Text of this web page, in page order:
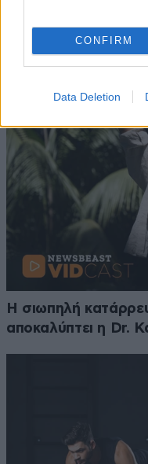
CONFIRM
Data Deletion
και ατομική
Η σιωπηλή
αποκαλύπτει η Dr.